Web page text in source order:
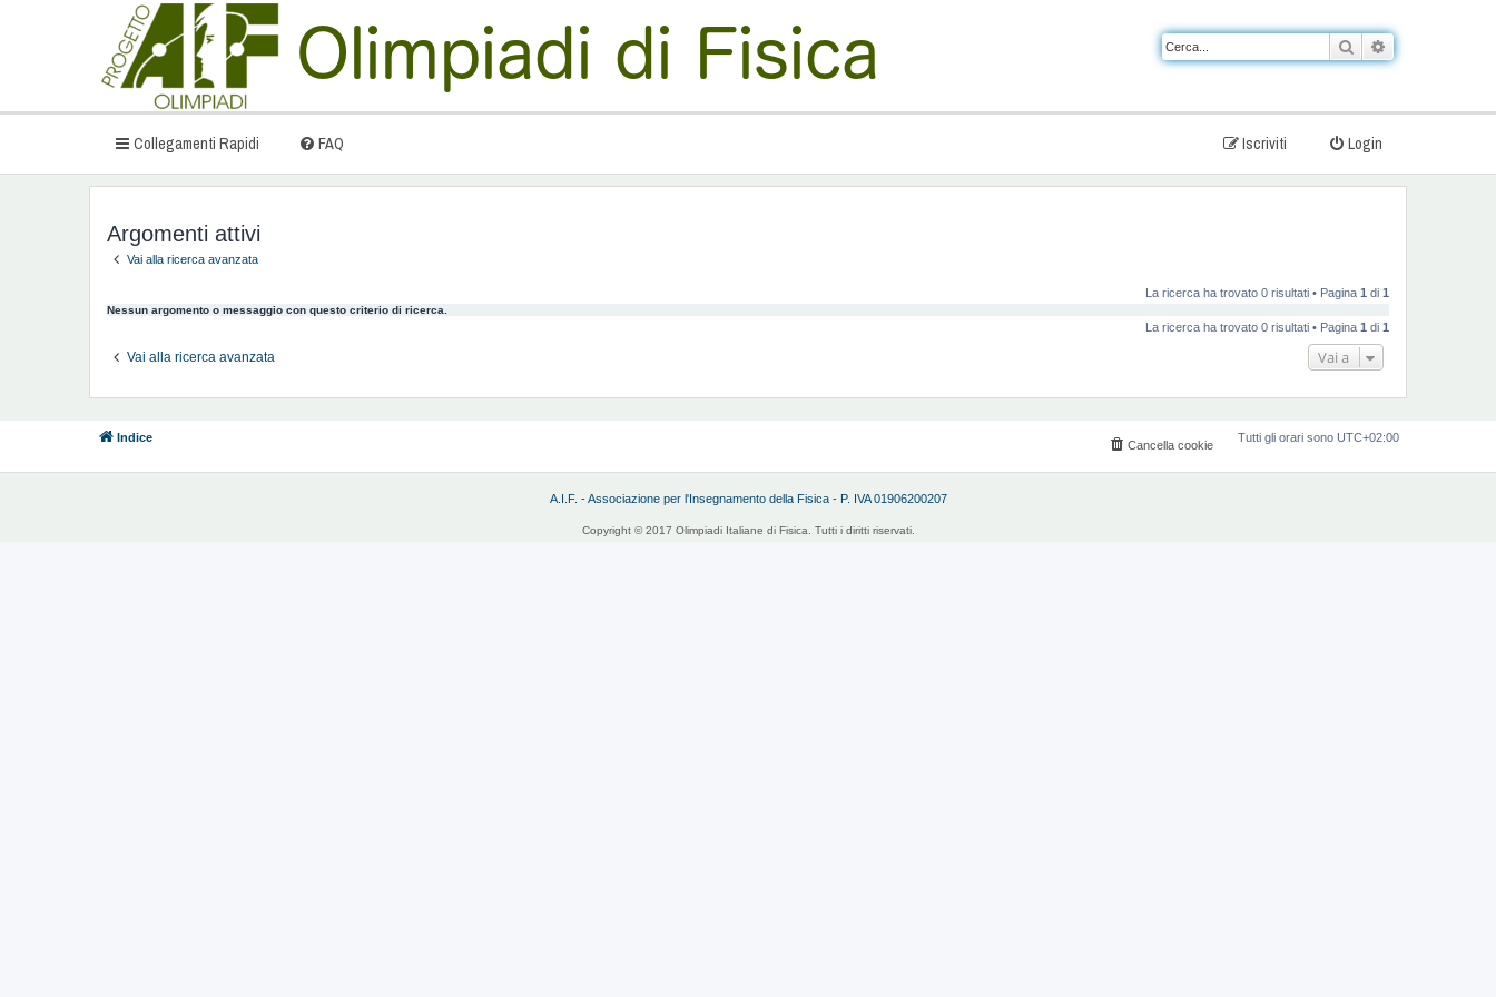
Cerca
Collegamenti Rapidi FAQ Login
Iscriviti
Argomenti attivi
Vai alla ricerca avanzata
La ricerca ha trovato 0 risultati • Pagina 1 di 1
Nessun argomento o messaggio con questo criterio di ricerca.
La ricerca ha trovato 0 risultati • Pagina 1 di 1
Vai alla ricerca avanzata Vai a
Indice Tutti gli orari sono UTC+02:00
Cancella cookie
A.I.F. - Associazione per l'Insegnamento della Fisica - P. IVA 01906200207
Copyright © 2017 Olimpiadi Italiane di Fisica. Tutti i diritti riservati.